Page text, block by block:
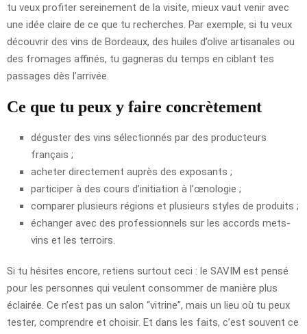
tu veux profiter sereinement de la visite, mieux vaut venir avec
une idée claire de ce que tu recherches. Par exemple, si tu veux
découvrir des vins de Bordeaux, des huiles d’olive artisanales ou
des fromages affinés, tu gagneras du temps en ciblant tes
passages dès l’arrivée.
Ce que tu peux y faire concrètement
déguster des vins sélectionnés par des producteurs
français ;
acheter directement auprès des exposants ;
participer à des cours d’initiation à l’œnologie ;
comparer plusieurs régions et plusieurs styles de produits ;
échanger avec des professionnels sur les accords mets-
vins et les terroirs.
Si tu hésites encore, retiens surtout ceci : le SAVIM est pensé
pour les personnes qui veulent consommer de manière plus
éclairée. Ce n’est pas un salon “vitrine”, mais un lieu où tu peux
tester, comprendre et choisir. Et dans les faits, c’est souvent ce